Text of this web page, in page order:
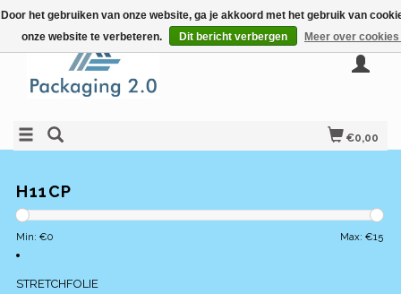
€0,00
H11CP
Min: €0 Max: €15
STRETCHFOLIE
Door het gebruiken van onze website, ga je akkoord met het gebruik van
onze website te verbeteren.
Dit bericht verbergen Meer over cookies